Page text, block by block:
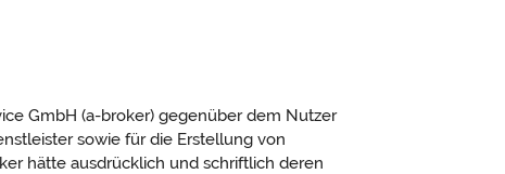
GmbH (a-broker) gegenüber dem Nutzer
sowie für die Erstellung von
hätte ausdrücklich und schriftlich deren